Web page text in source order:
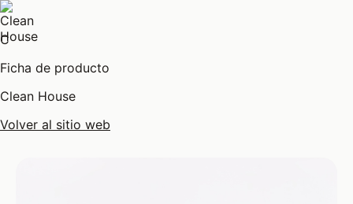
C
Ficha de producto
Clean House
Volver al sitio web